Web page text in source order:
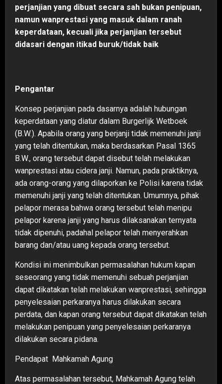
perjanjian yang dibuat secara sah bukan penipuan,
namun wanprestasi yang masuk dalam ranah
keperdataan, kecuali jika perjanjian tersebut
didasari dengan itikad buruk/tidak baik
Pengantar
Konsep perjanjian pada dasarnya adalah hubungan
keperdataan yang diatur dalam Burgerlijk Wetboek
(B.W.). Apabila orang yang berjanji tidak memenuhi janji
yang telah ditentukan, maka berdasarkan Pasal 1365
B.W., orang tersebut dapat disebut telah melakukan
wanprestasi atau cidera janji. Namun, pada praktiknya,
ada orang-orang yang dilaporkan ke Polisi karena tidak
memenuhi janji yang telah ditentukan. Umumnya, pihak
pelapor merasa bahwa orang tersebut telah menipu
pelapor karena janji yang harus dilaksanakan ternyata
tidak dipenuhi, padahal pelapor telah menyerahkan
barang dan/atau uang kepada orang tersebut.
Kondisi ini menimbulkan permasalahan hukum kapan
seseorang yang tidak memenuhi sebuah perjanjian
dapat dikatakan telah melakukan wanprestasi, sehingga
penyelesaian perkaranya harus dilakukan secara
perdata, dan kapan orang tersebut dapat dikatakan telah
melakukan penipuan yang penyelesaian perkaranya
dilakukan secara pidana.
Pendapat Mahkamah Agung
Atas permasalahan tersebut, Mahkamah Agung telah